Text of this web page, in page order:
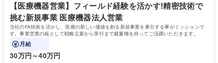
【医療機器営業】フィールド経験を活かす!精密技術で
挑む新規事業 医療機器法人営業
当社のFA技術を活かし、医療の新しい価値を創る新規事業を牽引する事がミッションで
す。事業営業の核として戦略立案から実行まで裁量権を持ってご活躍いただきます。
月給
30万円～40万円